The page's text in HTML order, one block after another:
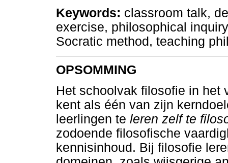
Keywords: classroom talk,
exercise, philosophical
Socratic method, teaching
OPSOMMING
Het schoolvak filosofie in het
kent als één van zijn
leerlingen te leren zelf te
zodoende filosofische
kennisinhoud. Bij filosofie